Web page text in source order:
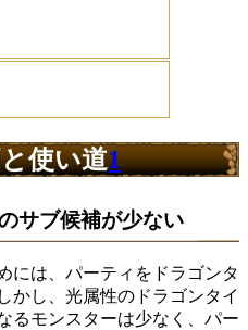
使い道1
サブ候補が少ない
には、パーティをドラゴンタ
かし、光属性のドラゴンタイ
るモンスターは少なく、パー